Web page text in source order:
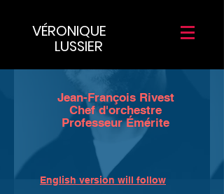
VÉRONIQUE
LUSSIER
Jean-François Rivest
Chef d'orchestre
Professeur Émérite
English version will follow